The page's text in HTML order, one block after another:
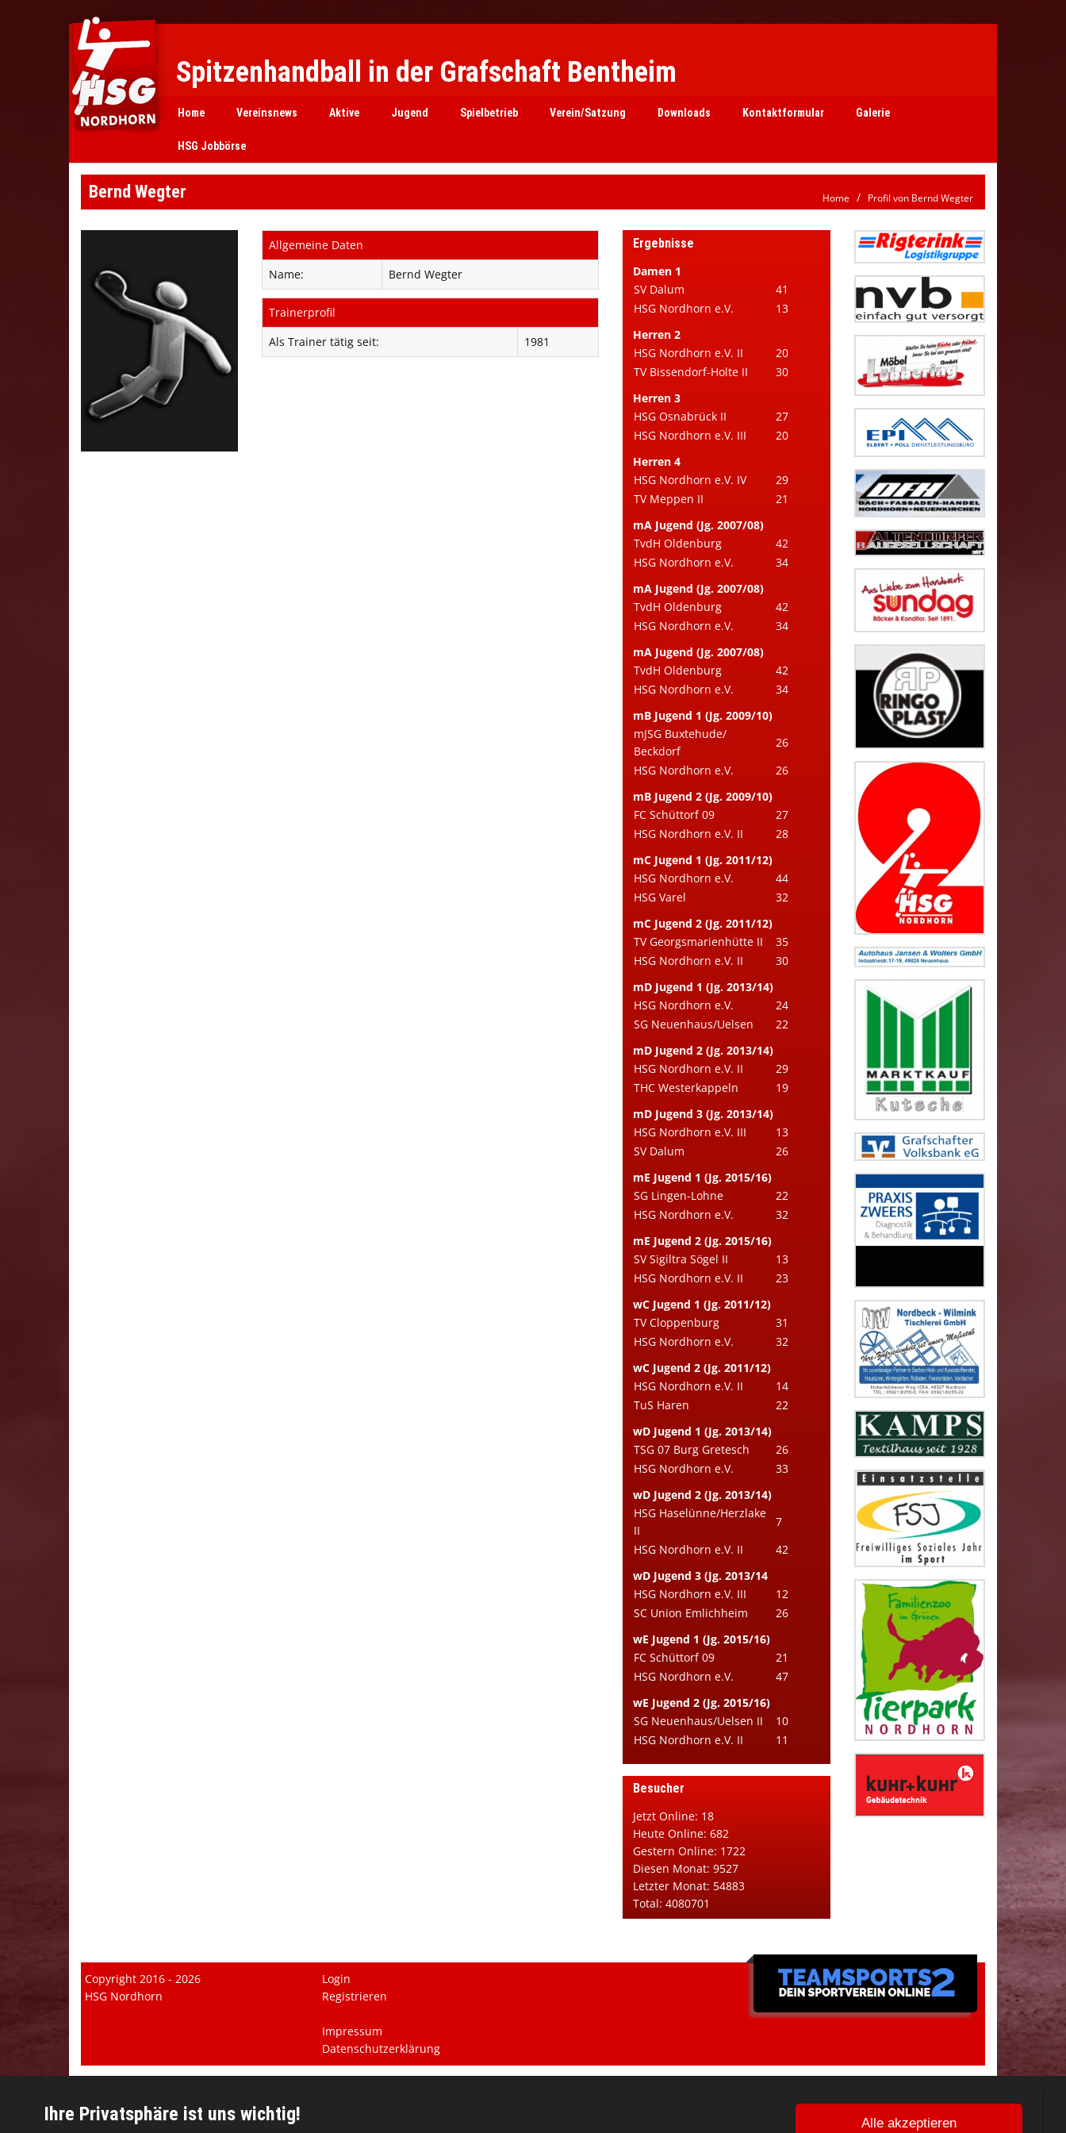
Spitzenhandball in der Grafschaft Bentheim
Home Vereinsnews Aktive Jugend Spielbetrieb Verein/Satzung Downloads Kontaktformular Galerie
HSG Jobbörse
Bernd Wegter Home Profil von Bernd Wegter
Allgemeine Daten
Name:
Bernd Wegter
Trainerprofil
Als Trainer tätig seit:
1981
Ergebnisse
Damen 1
SV Dalum
41
HSG Nordhorn e.V.
13
Herren 2
HSG Nordhorn e.V. II
20
TV Bissendorf-Holte II
30
Herren 3
HSG Osnabrück II
27
HSG Nordhorn e.V. III
20
Herren 4
HSG Nordhorn e.V. IV
29
TV Meppen II
21
mA Jugend (Jg. 2007/08)
TvdH Oldenburg
42
HSG Nordhorn e.V.
34
mA Jugend (Jg. 2007/08)
TvdH Oldenburg
42
HSG Nordhorn e.V.
34
mA Jugend (Jg. 2007/08)
TvdH Oldenburg
42
HSG Nordhorn e.V.
34
mB Jugend 1 (Jg. 2009/10)
mJSG Buxtehude/
Beckdorf
26
HSG Nordhorn e.V.
26
mB Jugend 2 (Jg. 2009/10)
FC Schüttorf 09
27
HSG Nordhorn e.V. II
28
mC Jugend 1 (Jg. 2011/12)
HSG Nordhorn e.V.
44
HSG Varel
32
mC Jugend 2 (Jg. 2011/12)
TV Georgsmarienhütte II
35
HSG Nordhorn e.V. II
30
mD Jugend 1 (Jg. 2013/14)
HSG Nordhorn e.V.
24
SG Neuenhaus/Uelsen
22
mD Jugend 2 (Jg. 2013/14)
HSG Nordhorn e.V. II
29
THC Westerkappeln
19
mD Jugend 3 (Jg. 2013/14)
HSG Nordhorn e.V. III
13
SV Dalum
26
mE Jugend 1 (Jg. 2015/16)
SG Lingen-Lohne
22
HSG Nordhorn e.V.
32
mE Jugend 2 (Jg. 2015/16)
SV Sigiltra Sögel II
13
HSG Nordhorn e.V. II
23
wC Jugend 1 (Jg. 2011/12)
TV Cloppenburg
31
HSG Nordhorn e.V.
32
wC Jugend 2 (Jg. 2011/12)
HSG Nordhorn e.V. II
14
TuS Haren
22
wD Jugend 1 (Jg. 2013/14)
TSG 07 Burg Gretesch
26
HSG Nordhorn e.V.
33
wD Jugend 2 (Jg. 2013/14)
HSG Haselünne/Herzlake
II
7
HSG Nordhorn e.V. II
42
wD Jugend 3 (Jg. 2013/14
HSG Nordhorn e.V. III
12
SC Union Emlichheim
26
wE Jugend 1 (Jg. 2015/16)
FC Schüttorf 09
21
HSG Nordhorn e.V.
47
wE Jugend 2 (Jg. 2015/16)
SG Neuenhaus/Uelsen II
10
HSG Nordhorn e.V. II
11
Besucher
Jetzt Online: 18
Heute Online: 682
Gestern Online: 1722
Diesen Monat: 9527
Letzter Monat: 54883
Total: 4080701
Copyright 2016 - 2026
HSG Nordhorn
Login
Registrieren
Impressum
Datenschutzerklärung